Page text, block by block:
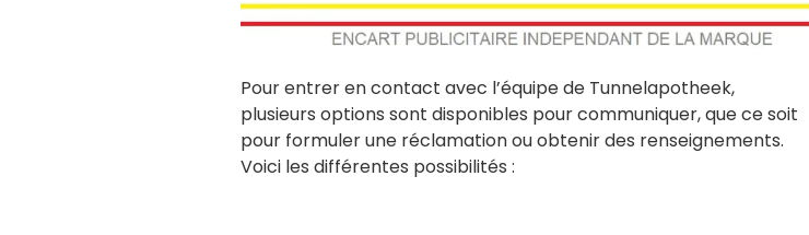
Pour entrer en contact avec l’équipe de Tunnelapotheek,
plusieurs options sont disponibles pour communiquer, que ce soit
pour formuler une réclamation ou obtenir des renseignements.
Voici les différentes possibilités :